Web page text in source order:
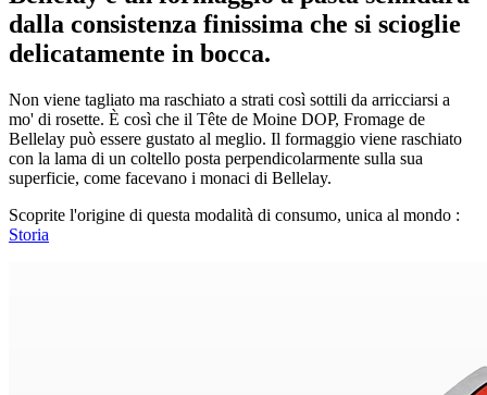
dalla consistenza finissima che si scioglie
delicatamente in bocca.
Non viene tagliato ma raschiato a strati così sottili da arricciarsi a
mo' di rosette. È così che il Tête de Moine DOP, Fromage de
Bellelay può essere gustato al meglio. Il formaggio viene raschiato
con la lama di un coltello posta perpendicolarmente sulla sua
superficie, come facevano i monaci di Bellelay.
Scoprite l'origine di questa modalità di consumo, unica al mondo :
Storia